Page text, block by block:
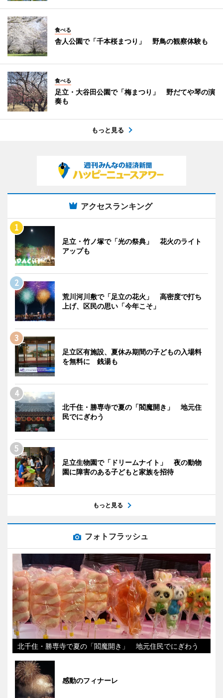
食べる
舎人公園で「千本桜まつり」 野鳥の観察体験も
食べる
足立・大谷田公園で「梅まつり」 野だてや琴の演
奏も
もっと見る
アクセスランキング
足立・竹ノ塚で「光の祭典」 花火のライト
アップも
荒川河川敷で「足立の花火」 高密度で打ち
上げ、区民の思い「今年こそ」
足立区有施設、夏休み期間の子どもの入場料
を無料に 銭湯も
北千住・勝専寺で夏の「閻魔開き」 地元住
民でにぎわう
足立生物園で「ドリームナイト」 夜の動物
園に障害のある子どもと家族を招待
もっと見る
フォトフラッシュ
北千住・勝専寺で夏の「閻魔開き」 地元住民でにぎわう
感動のフィナーレ